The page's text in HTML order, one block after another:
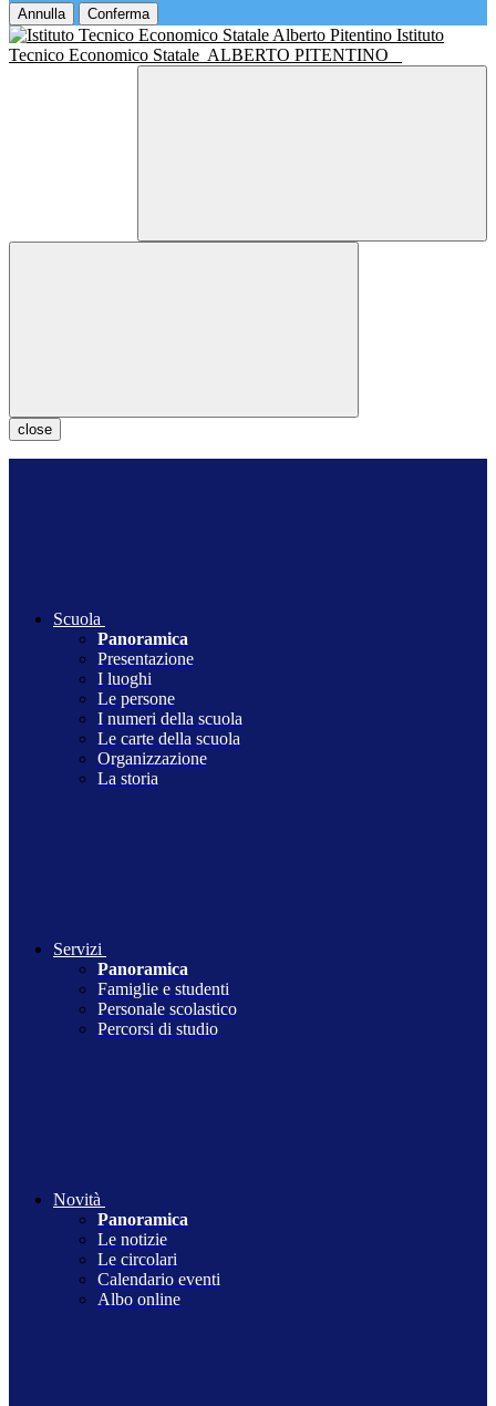
Annulla Conferma
Istituto
Tecnico Economico Statale ALBERTO PITENTINO
close
Scuola
Panoramica
Presentazione
I luoghi
Le persone
I numeri della scuola
Le carte della scuola
Organizzazione
La storia
Servizi
Panoramica
Famiglie e studenti
Personale scolastico
Percorsi di studio
Novità
Panoramica
Le notizie
Le circolari
Calendario eventi
Albo online